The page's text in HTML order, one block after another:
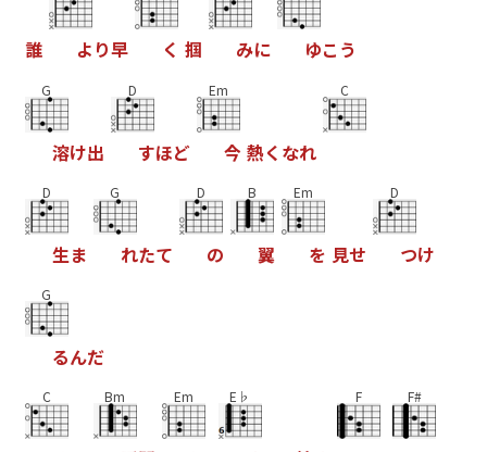
誰 よ り早 く 掴 みに ゆこ う
G
溶け出
D
すほど
Em
今 熱く なれ
C
D
生ま
G
れたて
D
の
B
翼
Em
を 見せ
D
つけ
G
るんだ
C Bm Em E♭ F F#